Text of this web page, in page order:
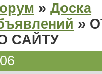
» Доска
»
САЙТУ